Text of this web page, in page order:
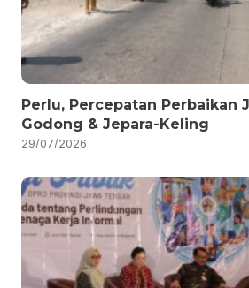
Perlu, Percepatan Perbaikan
Godong & Jepara-Keling
29/07/2026